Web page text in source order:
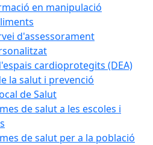
en manipulació
d'assessorament
cardioprotegits (DEA)
la salut i prevenció
de Salut
de salut a les escoles i
de salut per a la població